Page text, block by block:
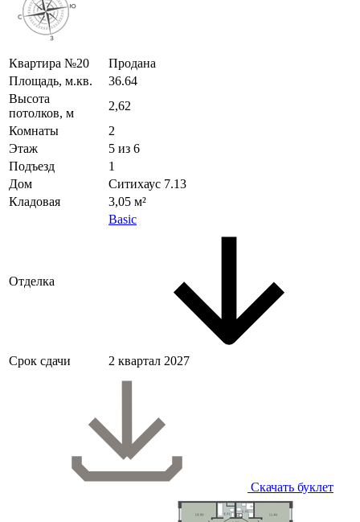
Квартира №20
Продана
Площадь, м.кв.
36.64
Высота
потолков, м
2,62
Комнаты
2
Этаж
5 из 6
Подъезд
1
Дом
Ситихаус 7.13
Кладовая
3,05 м²
Отделка
Basic
Срок сдачи 2 квартал 2027
Скачать буклет